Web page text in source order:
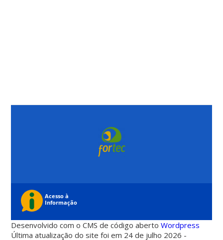
Desenvolvido com o CMS de código abertoWordpress
Última atualização do site foi em 24 de julho 2026 -